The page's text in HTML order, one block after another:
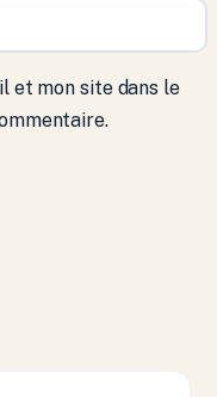
et mon site dans le